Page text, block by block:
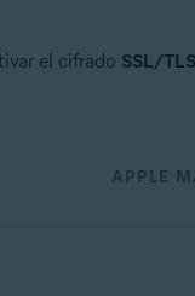
el cifrado SSL/TLS
APPLE